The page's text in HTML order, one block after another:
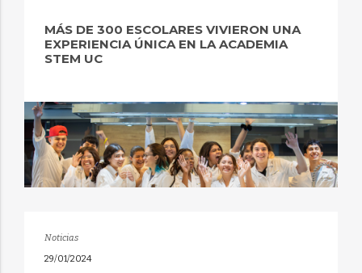
MÁS DE 300 ESCOLARES VIVIERON UNA
EXPERIENCIA ÚNICA EN LA ACADEMIA
STEM UC
Noticias
29/01/2024